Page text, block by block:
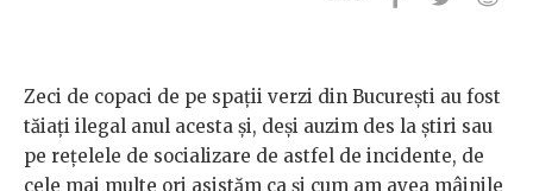
Zeci de copaci de pe spații verzi din București au fost
tăiați ilegal anul acesta și, deși auzim des la știri sau
pe rețelele de socializare de astfel de incidente, de
cele mai multe ori asistăm ca și cum am avea mâinile